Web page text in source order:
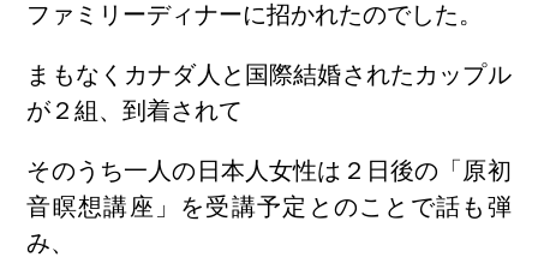
ファミリーディナーに招かれたのでした。
まもなくカナダ人と国際結婚されたカップル
が２組、到着されて
そのうち一人の日本人女性は２日後の「原初
音瞑想講座」を受講予定とのことで話も弾
み、